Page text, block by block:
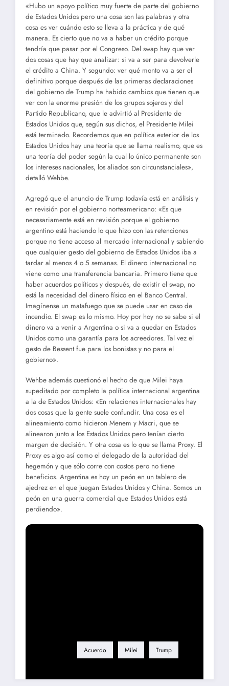
«Hubo un apoyo político muy fuerte de parte del gobierno
de Estados Unidos pero una cosa son las palabras y otra
cosa es ver cuándo esto se lleva a la práctica y de qué
manera. Es cierto que no va a haber un crédito porque
tendría que pasar por el Congreso. Del swap hay que ver
dos cosas que hay que analizar: si va a ser para devolverle
el crédito a China. Y segundo: ver qué monto va a ser el
definitivo porque después de las primeras declaraciones
del gobierno de Trump ha habido cambios que tienen que
ver con la enorme presión de los grupos sojeros y del
Partido Republicano, que le advirtió al Presidente de
Estados Unidos que, según sus dichos, el Presidente Milei
está terminado. Recordemos que en política exterior de los
Estados Unidos hay una teoría que se llama realismo, que es
una teoría del poder según la cual lo único permanente son
los intereses nacionales, los aliados son circunstanciales»,
detalló Wehbe.
Agregó que el anuncio de Trump todavía está en análisis y
en revisión por el gobierno norteamericano: «Es que
necesariamente está en revisión porque el gobierno
argentino está haciendo lo que hizo con las retenciones
porque no tiene acceso al mercado internacional y sabiendo
que cualquier gesto del gobierno de Estados Unidos iba a
tardar al menos 4 o 5 semanas. El dinero internacional no
viene como una transferencia bancaria. Primero tiene que
haber acuerdos políticos y después, de existir el swap, no
está la necesidad del dinero físico en el Banco Central.
Imagínense un matafuego que se puede usar en caso de
incendio. El swap es lo mismo. Hoy por hoy no se sabe si el
dinero va a venir a Argentina o si va a quedar en Estados
Unidos como una garantía para los acreedores. Tal vez el
gesto de Bessent fue para los bonistas y no para el
gobierno».
Wehbe además cuestionó el hecho de que Milei haya
supeditado por completo la política internacional argentina
a la de Estados Unidos: «En relaciones internacionales hay
dos cosas que la gente suele confundir. Una cosa es el
alineamiento como hicieron Menem y Macri, que se
alinearon junto a los Estados Unidos pero tenían cierto
margen de decisión. Y otra cosa es lo que se llama Proxy. El
Proxy es algo así como el delegado de la autoridad del
hegemón y que sólo corre con costos pero no tiene
beneficios. Argentina es hoy un peón en un tablero de
ajedrez en el que juegan Estados Unidos y China. Somos un
peón en una guerra comercial que Estados Unidos está
perdiendo».
Acuerdo Milei Trump